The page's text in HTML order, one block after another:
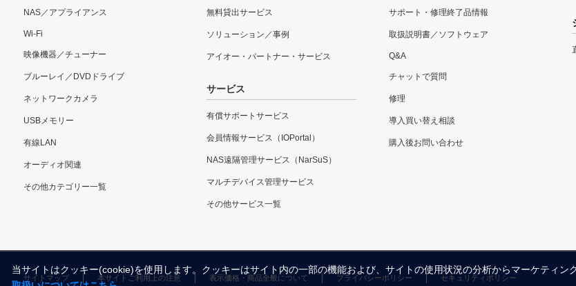
NAS／アプライアンス
Wi-Fi
映像機器／チューナー
ブルーレイ／DVDドライブ
ネットワークカメラ
USBメモリー
有線LAN
オーディオ関連
その他カテゴリー一覧
無料貸出サービス
ソリューション／事例
アイオー・パートナー・サービス
サービス
有償サポートサービス
会員情報サービス（IOPortal）
NAS遠隔管理サービス（NarSuS）
マルチデバイス管理サービス
その他サービス一覧
サポート・修理終了品情報
取扱説明書／ソフトウェア
Q&A
チャットで質問
修理
導入買い替え相談
購入後お問い合わせ
サイトマップ 本サイトご利用上の注意 表示価格・商品全般について プライバシーポリシー セキュリティポリシー
当サイトはクッキー(cookie)を使用します。クッキーはサイト内の一部の機能および、サイトの使用状況の分析からマーケティン